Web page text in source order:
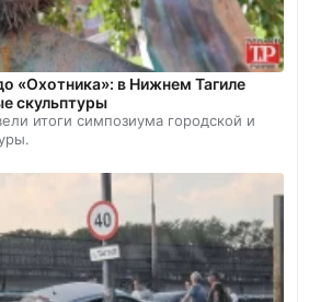
«Охотника»: в Нижнем Тагиле
скульптуры
итоги симпозиума городской и